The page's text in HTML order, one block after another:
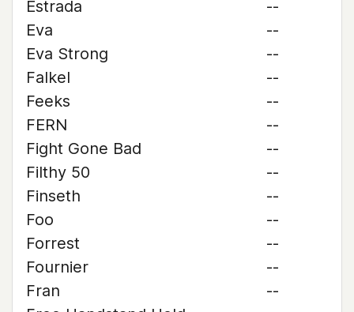
Estrada
--
Eva
--
Eva Strong
--
Falkel
--
Feeks
--
FERN
--
Fight Gone Bad
--
Filthy 50
--
Finseth
--
Foo
--
Forrest
--
Fournier
--
Fran
--